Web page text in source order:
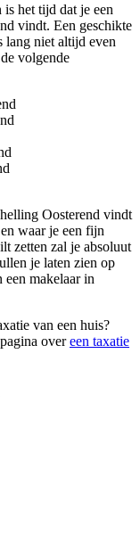
het tijd dat je een
vindt. Een geschikte
lang niet altijd even
volgende
Oosterend vindt
waar je een fijn
zetten zal je absoluut
je laten zien op
makelaar in
van een huis?
overeen taxatie